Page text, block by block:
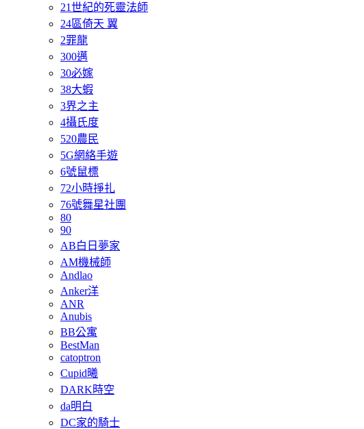
21世紀的死靈法師
24區倚天 翼
2罪龍
300邁
30必嫁
38大蝦
3界之主
4攝氏度
520農民
5G網絡手遊
6號鼠標
72小時掙扎
76號舞星社團
80
90
AB白日夢家
AM機械師
Andlao
Anker洋
ANR
Anubis
BB公寓
BestMan
catoptron
Cupid曦
DARK時空
da明白
DC家的騎士